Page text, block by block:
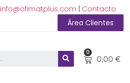
info@ofimatplus.com
Contacto
Área Clientes
0,00 €
0